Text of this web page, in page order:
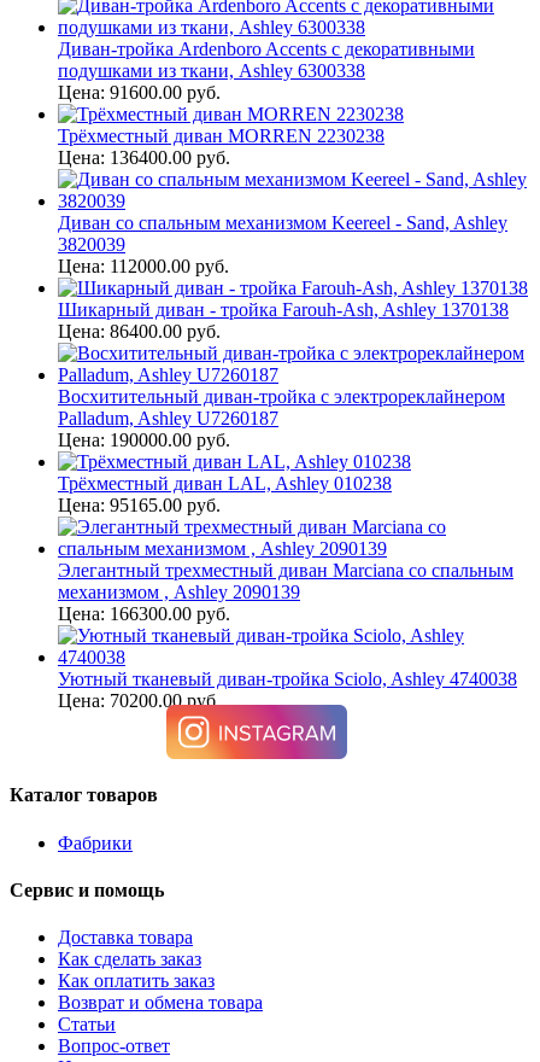
Диван-тройка Ardenboro Accents с декоративными
подушками из ткани, Ashley 6300338
Цена: 91600.00 руб.
Трёхместный диван MORREN 2230238
Цена: 136400.00 руб.
Диван со спальным механизмом Keereel - Sand, Ashley
3820039
Цена: 112000.00 руб.
Шикарный диван - тройка Farouh-Ash, Ashley 1370138
Цена: 86400.00 руб.
Восхитительный диван-тройка с электрореклайнером
Palladum, Ashley U7260187
Цена: 190000.00 руб.
Трёхместный диван LAL, Ashley 010238
Цена: 95165.00 руб.
Элегантный трехместный диван Marciana со спальным
механизмом , Ashley 2090139
Цена: 166300.00 руб.
Уютный тканевый диван-тройка Sciolo, Ashley 4740038
Цена: 70200.00 руб.
Каталог товаров
Фабрики
Сервис и помощь
Доставка товара
Как сделать заказ
Как оплатить заказ
Возврат и обмена товара
Статьи
Вопрос-ответ